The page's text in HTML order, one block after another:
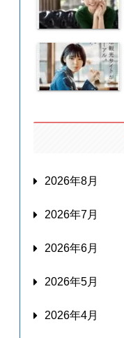
2026年8月
2026年7月
2026年6月
2026年5月
2026年4月